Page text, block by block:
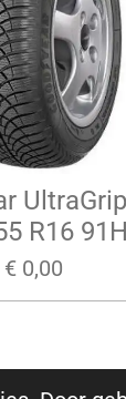
R16 91H
€ 0,00